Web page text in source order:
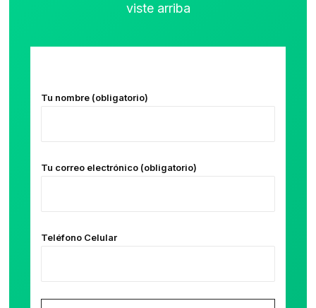
viste arriba
Tu nombre (obligatorio)
Tu correo electrónico (obligatorio)
Teléfono Celular